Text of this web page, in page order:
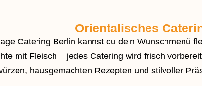
Orientalisches
Catering Berlin kannst du dein Wunschmenü
mit Fleisch – jedes Catering wird frisch
hausgemachten Rezepten und stilvoller